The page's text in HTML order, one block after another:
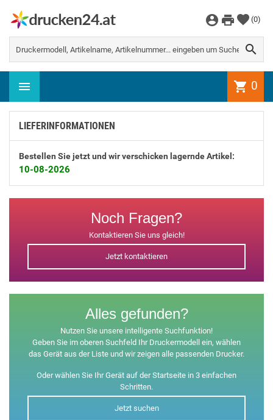

(0)
shopping_cart 0
WEITER EINKAUFEN
Es gibt keine Artikel mehr in Ihrem
Warenkorb
LIEFERINFORMATIONEN
Bestellen Sie jetzt und wir verschicken lagernde Artikel:
10-08-2026
Noch Fragen?
Kontaktieren Sie uns gleich!
Jetzt kontaktieren
Alles gefunden?
Nutzen Sie unsere intelligente Suchfunktion!
Geben Sie im oberen Suchfeld Ihr Druckermodell ein, wählen
das Gerät aus der Liste und wir zeigen alle passenden Drucker.
Oder wählen Sie Ihr Gerät auf der Startseite in 3 einfachen
Schritten.
Jetzt suchen